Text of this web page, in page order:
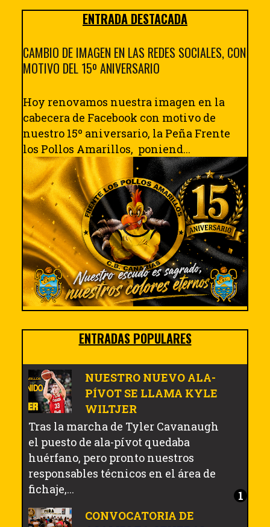
ENTRADA DESTACADA
CAMBIO DE IMAGEN EN LAS REDES SOCIALES, CON
MOTIVO DEL 15º ANIVERSARIO
Hoy renovamos nuestra imagen en la
cabecera de Facebook con motivo de
nuestro 15º aniversario, la Peña Frente
los Pollos Amarillos, poniend...
ENTRADAS POPULARES
NUESTRO NUEVO ALA-
PÍVOT SE LLAMA KYLE
WILTJER
Tras la marcha de Tyler Cavanaugh
el puesto de ala-pívot quedaba
huérfano, pero pronto nuestros
responsables técnicos en el área de
fichaje,...
CONVOCATORIA DE